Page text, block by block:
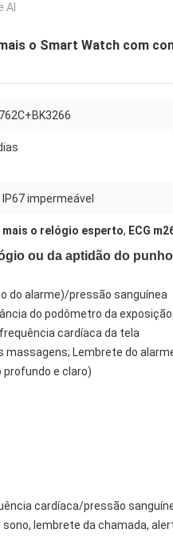
AI
o Smart Watch com
IP67 impermeável
mais o relógio esperto, ECG
ou da aptidão do
do alarme)/pressão sanguínea
do podômetro da
cardíaca da tela
massagens; Lembrete do
profundo e claro)
cardíaca/pressão
lembrete da chamada,